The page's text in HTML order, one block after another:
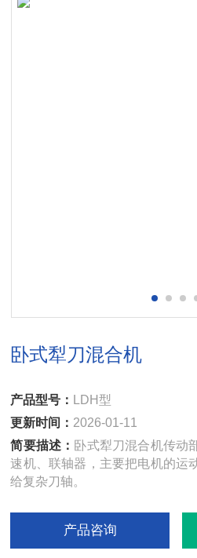
卧式犁刀混合机
产品型号：
LDH型
更新时间： 2026-01-11
简要描述： 卧式犁刀混合机传动
速机、联轴器，主要把电机的运
给复杂刀轴。
产品咨询